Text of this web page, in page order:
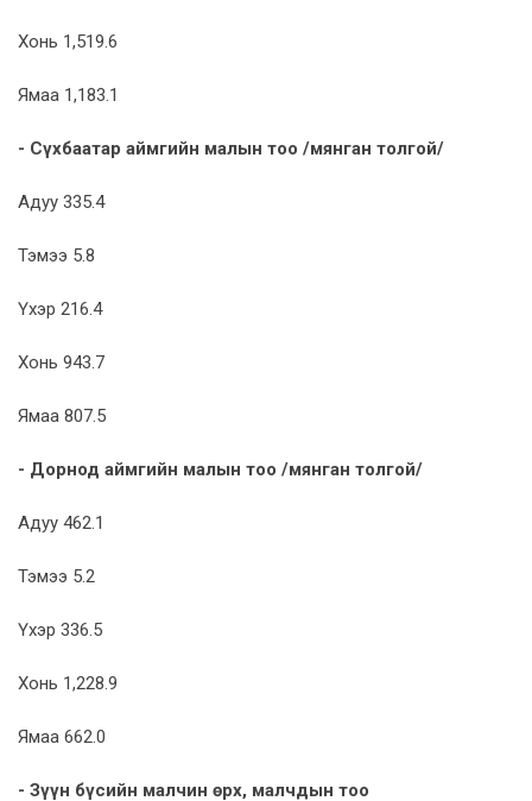
Хонь 1,519.6
Ямаа 1,183.1
- Сүхбаатар аймгийн малын тоо /мянган толгой/
Адуу 335.4
Тэмээ 5.8
Үхэр 216.4
Хонь 943.7
Ямаа 807.5
- Дорнод аймгийн малын тоо /мянган толгой/
Адуу 462.1
Тэмээ 5.2
Үхэр 336.5
Хонь 1,228.9
Ямаа 662.0
- Зүүн бүсийн малчин өрх, малчдын тоо